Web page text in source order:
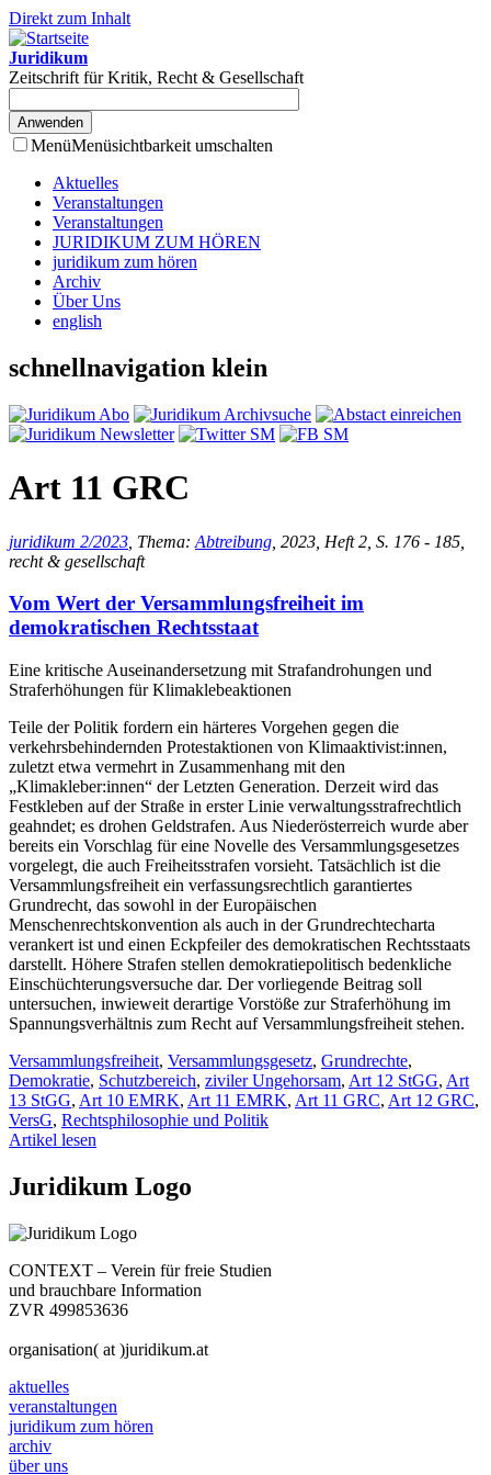
Direkt zum Inhalt
Juridikum
Zeitschrift für Kritik, Recht & Gesellschaft
MenüMenüsichtbarkeit umschalten
Aktuelles
Veranstaltungen
Veranstaltungen
JURIDIKUM ZUM HÖREN
juridikum zum hören
Archiv
Über Uns
english
schnellnavigation klein
Art 11 GRC
juridikum 2/2023 , Thema: Abtreibung , 2023, Heft 2, S. 176 - 185,
recht & gesellschaft
Vom Wert der Versammlungsfreiheit im
demokratischen Rechtsstaat
Eine kritische Auseinandersetzung mit Strafandrohungen und
Straferhöhungen für Klimaklebeaktionen
Teile der Politik fordern ein härteres Vorgehen gegen die
verkehrsbehindernden Protestaktionen von Klimaaktivist:innen,
zuletzt etwa vermehrt in Zusammenhang mit den
„Klimakleber:innen“ der Letzten Generation. Derzeit wird das
Festkleben auf der Straße in erster Linie verwaltungsstrafrechtlich
geahndet; es drohen Geldstrafen. Aus Niederösterreich wurde aber
bereits ein Vorschlag für eine Novelle des Versammlungsgesetzes
vorgelegt, die auch Freiheitsstrafen vorsieht. Tatsächlich ist die
Versammlungsfreiheit ein verfassungsrechtlich garantiertes
Grundrecht, das sowohl in der Europäischen
Menschenrechtskonvention als auch in der Grundrechtecharta
verankert ist und einen Eckpfeiler des demokratischen Rechtsstaats
darstellt. Höhere Strafen stellen demokratiepolitisch bedenkliche
Einschüchterungsversuche dar. Der vorliegende Beitrag soll
untersuchen, inwieweit derartige Vorstöße zur Straferhöhung im
Spannungsverhältnis zum Recht auf Versammlungsfreiheit stehen.
Versammlungsfreiheit, Versammlungsgesetz, Grundrechte,
Demokratie, Schutzbereich, ziviler Ungehorsam, Art 12 StGG, Art
13 StGG, Art 10 EMRK, Art 11 EMRK, Art 11 GRC, Art 12 GRC,
VersG, Rechtsphilosophie und Politik
Artikel lesen
Juridikum Logo
CONTEXT – Verein für freie Studien
und brauchbare Information
ZVR 499853636
organisation( at )juridikum.at
aktuelles
veranstaltungen
juridikum zum hören
archiv
über uns